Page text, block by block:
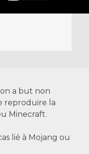
a but non
reproduire la
Minecraft.
lié à Mojang ou